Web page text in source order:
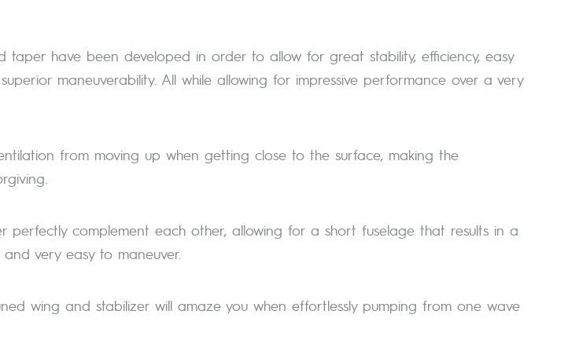
taper have been developed in order to allow for great stability, efficiency, easy
maneuverability. All while allowing for impressive performance over a very
from moving up when getting close to the surface, making the
perfectly complement each other, allowing for a short fuselage that results in a
very easy to maneuver.
wing and stabilizer will amaze you when effortlessly pumping from one wave